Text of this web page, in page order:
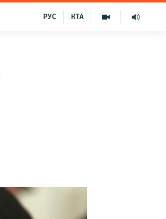
КТА
РУС